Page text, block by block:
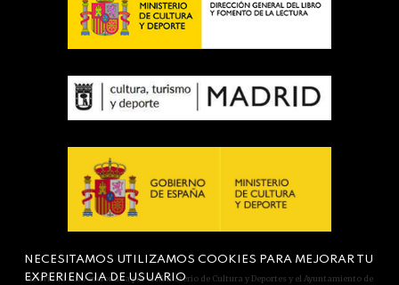
Actividad subvencionada por el Ministerio de Cultura y Deportes y el Ayuntamiento de
NECESITAMOS UTILIZAMOS COOKIES PARA MEJORAR TU
EXPERIENCIA DE USUARIO